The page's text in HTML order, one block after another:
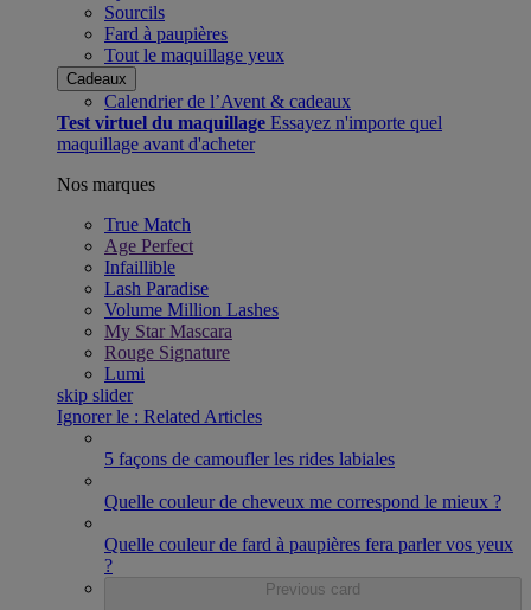
Sourcils
Fard à paupières
Tout le maquillage yeux
Cadeaux
Calendrier de l’Avent & cadeaux​
Test virtuel du maquillage Essayez n'importe quel
maquillage avant d'acheter
Nos marques
True Match
Age Perfect
Infaillible
Lash Paradise
Volume Million Lashes
My Star Mascara
Rouge Signature
Lumi
skip slider
Ignorer le : Related Articles
5 façons de camoufler les rides labiales
Quelle couleur de cheveux me correspond le mieux ?
Quelle couleur de fard à paupières fera parler vos yeux
?
Previous card